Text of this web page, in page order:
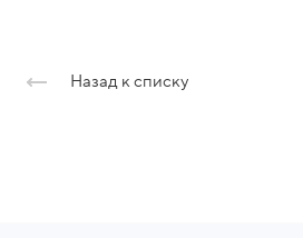
Назад к списку